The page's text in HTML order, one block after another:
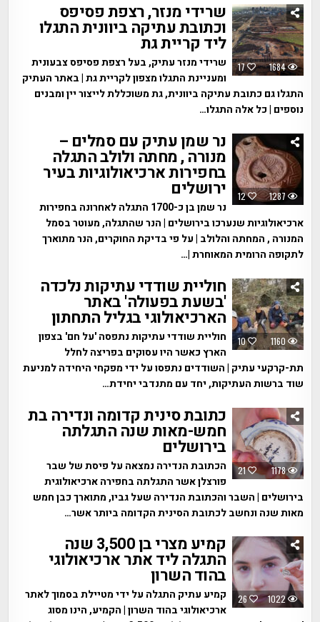
17 1684
שרידי מנזר, רצפת פסיפס
וכתובת עתיקה ביוונית התגלו
ליד קריית גת
שרידי מנזר עתיק, בעל רצפת פסיפס צבעונית
ומעניינת התגלו מצפון לקריית גת | באתר העתיק
התגלו גם כתובת עתיקה ביוונית, גת משוכללת לייצור יין ומבנים
נוספים | כל אלה התגלו…
12 1287
נר שמן עתיק עם סמלים –
מנורה , מחתה ולולב התגלה
בחפירות ארכיאולוגיות בעיר
ירושלים
נר שמן בן כ-1700 התגלה לאחרונה בחפירות
ארכיאולוגיות שנערכו בירושלים | הנר שהתגלה, מעוטר בסמל
המנורה , המחתה והלולב | על פי בדיקת החוקרים, הנר מתוארך
לתקופה הרומית המאוחרת |…
10 1160
חוליית שודדי עתיקות נלכדה
'בשעת בפעולה' באתר
הארכיאולוגי בגליל התחתון
חוליית שודדי עתיקות נתפסה 'על חם' בצפון
הארץ כאשר היו עסוקים בפריצה לחלל
תת-קרקעי עתיק | השודדים נתפסו על ידי מפקחי היחידה למניעת
שוד ברשות העתיקות, יחד עם מתנדבי יחידת…
21 1178
כתובת סינית קדומה ונדירה בת
חמש-מאות שנה התגלתה
בירושלים
הכתובת הנדירה נמצאה על פיסת של שבר
פורצלן אשר התגלתה בחפירה ארכיאולוגית
בירושלים | השבר והכתובת הנדירה שעל גביו, מתוארך כבן חמש
מאות שנה ונחשב לכתובת הסינית הקדומה ביותר אשר…
26 1022
קמיע מצרי בן 3,500 שנה
התגלה ליד אתר ארכיאולוגי
בהוד השרון
קמיע עתיק התגלה על ידי מטיילת בסמוך לאתר
ארכיאולוגי בהוד השרון | הקמיע, הינו מסוג